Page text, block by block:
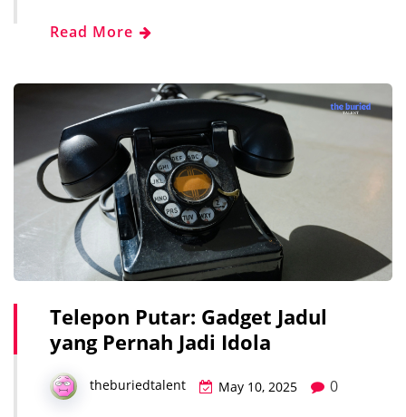
Read More
Telepon Putar: Gadget Jadul
yang Pernah Jadi Idola
theburiedtalent May 10, 2025 0